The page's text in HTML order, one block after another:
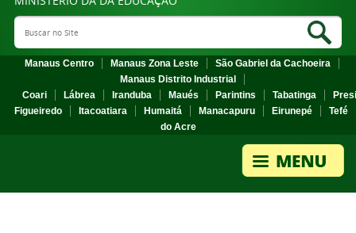
Search Site
Manaus Centro Manaus Zona Leste
São Gabriel da Cachoeira
Manaus Distrito Industrial
Coari
Lábrea Iranduba Maués Parintins Tabatinga
Figueiredo
Itacoatiara Humaitá Manacapuru Eirunepé
Tefé
do Acre